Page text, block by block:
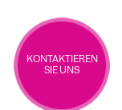
KONTAKTIEREN
SIE UNS